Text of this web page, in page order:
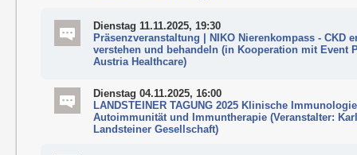
Dienstag 11.11.2025, 19:30
Präsenzveranstaltung | NIKO Nierenkompass - CKD
verstehen und behandeln (in Kooperation mit Event
Austria Healthcare)
Dienstag 04.11.2025, 16:00
LANDSTEINER TAGUNG 2025 Klinische
Autoimmunität und Immuntherapie (Veranstalter:
Landsteiner Gesellschaft)